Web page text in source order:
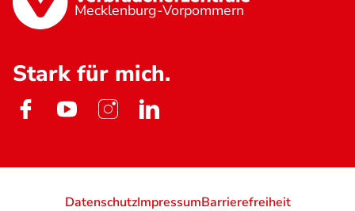
Mecklenburg-Vorpommern
Stark für mich.
DatenschutzImpressumBarrierefreiheit